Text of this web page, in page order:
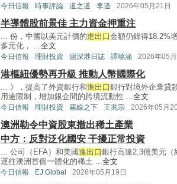
今日信報 時事評論 道之道 李道 2026年05月21日
半導體股前景佳 主力資金押重注
... 份，中國以美元計價的進出口金額仍錄得18.2%
多元化， ...全文
今日信報 理財投資 滬深港日誌 譚曉涵 2026年05
港樞紐優勢再升級 推動人幣國際化
... 》，提高了外資銀行和進出口銀行對境外企業貸
用途限制，增加銀企間的跨境流動性 ...全文
今日信報 理財投資 霧線之下 王兆宗 2026年05月
澳洲勒令中資股東撤出稀土產業
中方：反對泛化國安 干擾正常投資
... 公司（EFA）和美國進出口銀行高達2.3億美元（
運往澳洲首個一體化的稀土 ...全文
今日信報 EJ Global 2026年05月19日